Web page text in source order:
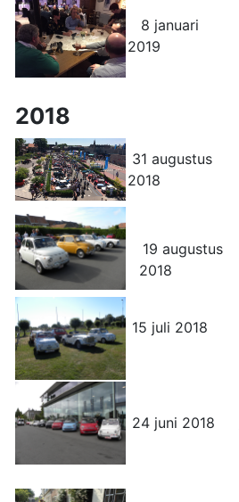
8 januari
2019
2018
31 augustus
2018
19 augustus
2018
15 juli 2018
24 juni 2018